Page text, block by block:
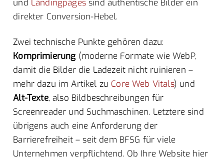
und Landingpagessind authentische Bilder ein
direkter Conversion-Hebel.
Zwei technische Punkte gehören dazu:
Komprimierung (moderne Formate wie WebP,
damit die Bilder die Ladezeit nicht ruinieren –
mehr dazu im Artikel zu Core Web Vitals) und
Alt-Texte, also Bildbeschreibungen für
Screenreader und Suchmaschinen. Letztere sind
übrigens auch eine Anforderung der
Barrierefreiheit – seit dem BFSG für viele
Unternehmen verpflichtend. Ob Ihre Website hier